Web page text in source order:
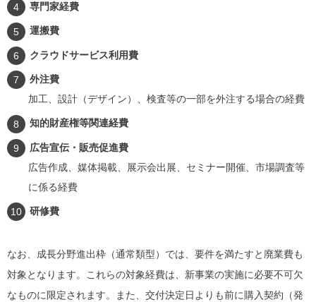
専門家経費
運搬費
クラウドサービス利用費
外注費
加工、設計（デザイン）、検査等の一部を外注する場合の経費
知的財産権等関連経費
広告宣伝・販売促進費
広告作成、媒体掲載、展示会出展、セミナー開催、市場調査等
に係る経費
研修費
なお、成長分野進出枠（通常類型）では、要件を満たすと廃業費も
対象となります。これらの対象経費は、新事業の実施に必要不可欠
なものに限定されます。また、交付決定日よりも前に購入契約（発